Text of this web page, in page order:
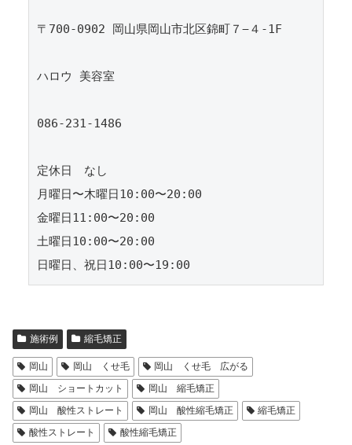
〒700-0902 岡山県岡山市北区錦町７−４-1F
ハロウ 美容室
086-231-1486
定休日　なし
月曜日〜木曜日10:00〜20:00
金曜日11:00〜20:00
土曜日10:00〜20:00
施術例 縮毛矯正
岡山 岡山 くせ毛
岡山 くせ毛 広がる
岡山 ショートカット
岡山 縮毛矯正
岡山 酸性ストレート
岡山 酸性縮毛矯正
縮毛矯正
酸性ストレート
酸性縮毛矯正